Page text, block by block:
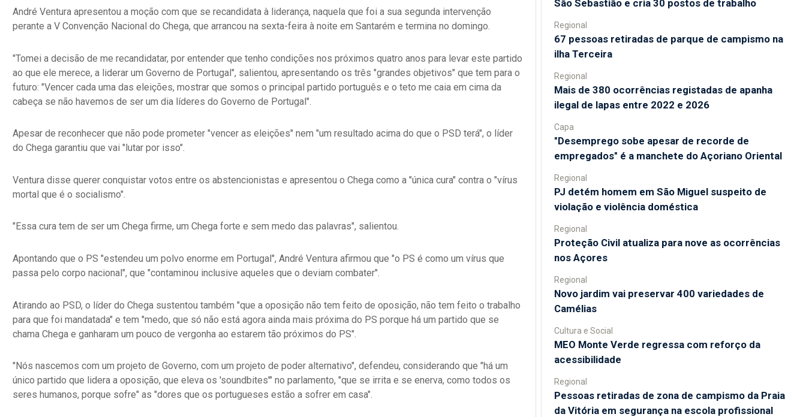
André Ventura apresentou a moção com que se recandidata à liderança, naquela que foi a sua segunda intervenção
perante a V Convenção Nacional do Chega, que arrancou na sexta-feira à noite em Santarém e termina no domingo.
"Tomei a decisão de me recandidatar, por entender que tenho condições nos próximos quatro anos para levar este partido
ao que ele merece, a liderar um Governo de Portugal", salientou, apresentando os três "grandes objetivos" que tem para o
futuro: "Vencer cada uma das eleições, mostrar que somos o principal partido português e o teto me caia em cima da
cabeça se não havemos de ser um dia líderes do Governo de Portugal".
Apesar de reconhecer que não pode prometer "vencer as eleições" nem "um resultado acima do que o PSD terá", o líder
do Chega garantiu que vai "lutar por isso".
Ventura disse querer conquistar votos entre os abstencionistas e apresentou o Chega como a "única cura" contra o "vírus
mortal que é o socialismo".
"Essa cura tem de ser um Chega firme, um Chega forte e sem medo das palavras", salientou.
Apontando que o PS "estendeu um polvo enorme em Portugal", André Ventura afirmou que "o PS é como um vírus que
passa pelo corpo nacional", que "contaminou inclusive aqueles que o deviam combater".
Atirando ao PSD, o líder do Chega sustentou também "que a oposição não tem feito de oposição, não tem feito o trabalho
para que foi mandatada" e tem "medo, que só não está agora ainda mais próxima do PS porque há um partido que se
chama Chega e ganharam um pouco de vergonha ao estarem tão próximos do PS".
"Nós nascemos com um projeto de Governo, com um projeto de poder alternativo", defendeu, considerando que "há um
único partido que lidera a oposição, que eleva os 'soundbites'" no parlamento, "que se irrita e se enerva, como todos os
seres humanos, porque sofre" as "dores que os portugueses estão a sofrer em casa".
São Sebastião e cria 30 postos de trabalho
Regional
67 pessoas retiradas de parque de campismo na
ilha Terceira
Regional
Mais de 380 ocorrências registadas de apanha
ilegal de lapas entre 2022 e 2026
Capa
"Desemprego sobe apesar de recorde de
empregados" é a manchete do Açoriano Oriental
Regional
PJ detém homem em São Miguel suspeito de
violação e violência doméstica
Regional
Proteção Civil atualiza para nove as ocorrências
nos Açores
Regional
Novo jardim vai preservar 400 variedades de
Camélias
Cultura e Social
MEO Monte Verde regressa com reforço da
acessibilidade
Regional
Pessoas retiradas de zona de campismo da Praia
da Vitória em segurança na escola profissional